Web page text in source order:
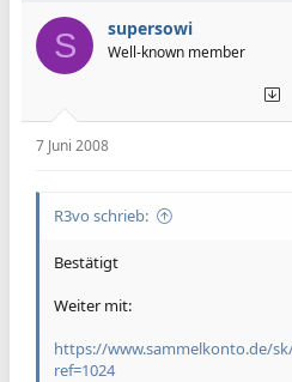
S supersowi
Well-known member
7 Juni 2008
R3vo schrieb:
Bestätigt
Weiter mit:
https://www.sammelkonto.de/
ref=1024